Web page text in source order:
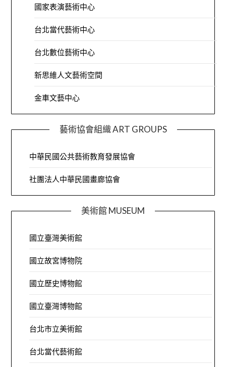
國家表演藝術中心
台北當代藝術中心
台北數位藝術中心
新思維人文藝術空間
金車文藝中心
藝術協會組織 ART GROUPS
中華民國公共藝術教育發展協會
社團法人中華民國畫廊協會
美術館 MUSEUM
國立臺灣美術館
國立故宮博物院
國立歷史博物館
國立臺灣博物館
台北市立美術館
台北當代藝術館